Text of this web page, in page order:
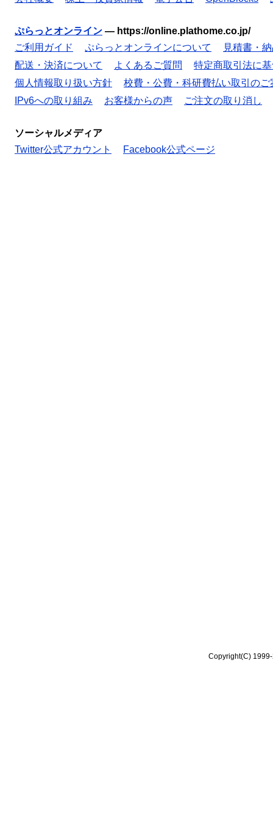
ぷらっとオンライン — https://online.plathome.co.jp/
ご利用ガイド
ぷらっとオンラインについて
見積書・
配送・決済について
よくあるご質問
特定商取引法に
個人情報取り扱い方針
校費・公費・科研費払い取引のご
IPv6への取り組み
お客様からの声 ご注文の取り消し
ソーシャルメディア
Twitter公式アカウント
Facebook公式ページ
Copyright(C)